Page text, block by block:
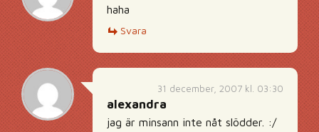
haha
Svara
31 december, 2007 kl. 03:30
alexandra
jag är minsann inte nåt slödder. :/